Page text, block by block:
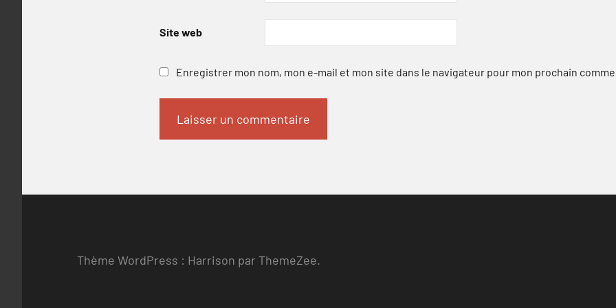
Site web
Enregistrer mon nom, mon e-mail et mon site dans le navigateur pour mon prochain
Thème WordPress : Harrison par ThemeZee.